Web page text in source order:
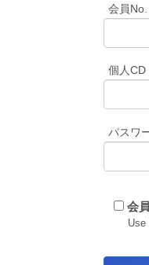
会員
個人CD
パスワ
会
Use